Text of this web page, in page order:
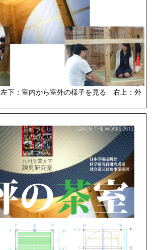
下：室内から室外の様子を見る 右上：外